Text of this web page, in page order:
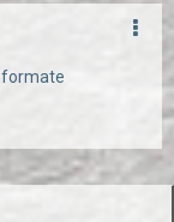
formate